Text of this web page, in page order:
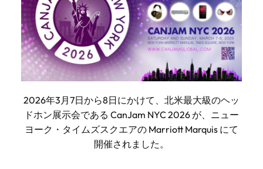
2026年3月7日から8日にかけて、北米最大級のヘッ
ドホン展示会である CanJam NYC 2026 が、ニュー
ヨーク・タイムズスクエアの Marriott Marquis にて
開催されました。